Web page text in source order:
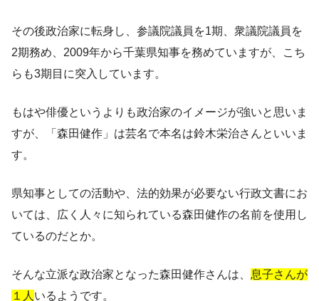
その後政治家に転身し、参議院議員を1期、衆議院議員を
2期務め、2009年から千葉県知事を務めていますが、こち
らも3期目に突入しています。
もはや俳優というよりも政治家のイメージが強いと思いま
すが、
「森田健作」は芸名で本名は鈴木栄治さんといいま
す。
県知事としての活動や、法的効果が必要ない行政文書にお
いては、広く人々に知られている森田健作の名前を使用し
ているのだとか。
そんな立派な政治家となった森田健作さんは、 息子さんが
１人 いるようです。